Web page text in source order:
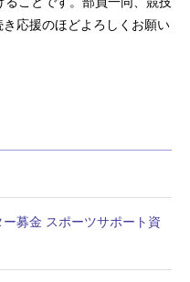
応援のほどよろしくお願い
募金 スポーツサポート資